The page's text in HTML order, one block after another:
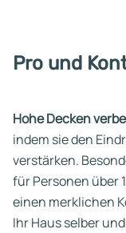
Pro und
Hohe Decken
indem sie den
verstärken.
für Personen über
einen merklichen
Ihr Haus selber